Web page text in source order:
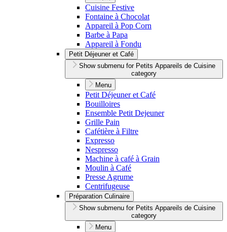
Cuisine Festive
Fontaine à Chocolat
Appareil à Pop Corn
Barbe à Papa
Appareil à Fondu
Petit Déjeuner et Café
Show submenu for Petits Appareils de Cuisine
category
Menu
Petit Déjeuner et Café
Bouilloires
Ensemble Petit Dejeuner
Grille Pain
Cafétière à Filtre
Expresso
Nespresso
Machine à café à Grain
Moulin à Café
Presse Agrume
Centrifugeuse
Préparation Culinaire
Show submenu for Petits Appareils de Cuisine
category
Menu